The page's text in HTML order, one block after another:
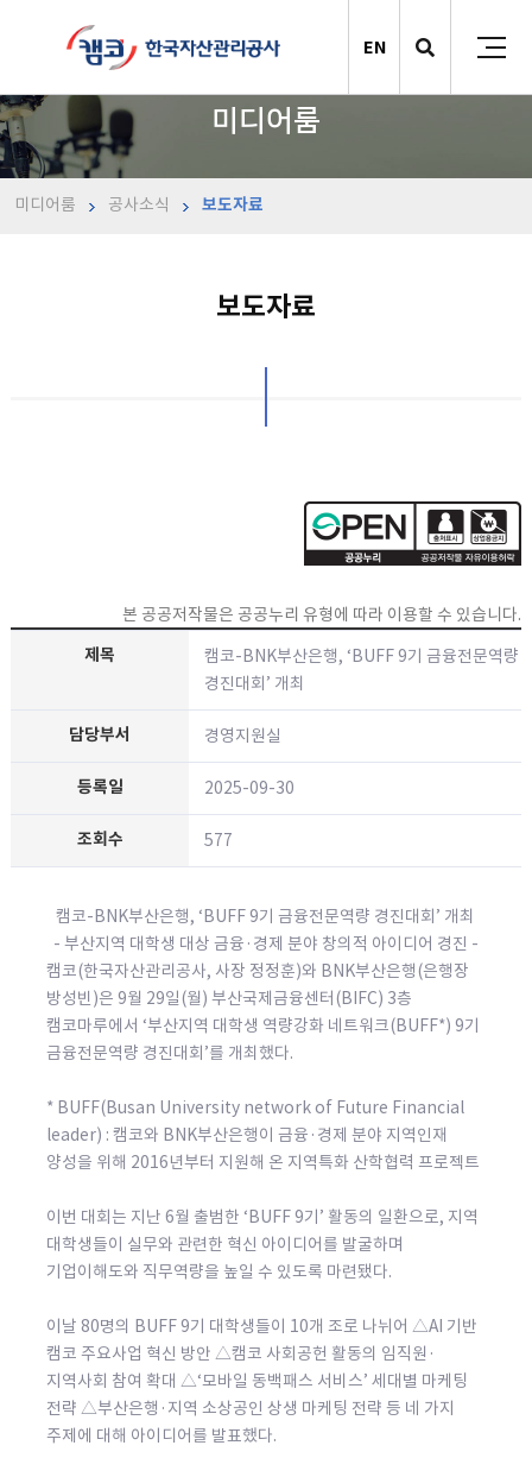
EN
미디어룸
미디어룸 공사소식 보도자료
보도자료
본 공공저작물은 공공누리 유형에 따라 이용할 수 있습니다.
캠코-BNK부산은행, ‘BUFF 9기 금융전문역량
경진대회’ 개최
경영지원실
2025-09-30
577
캠코-BNK부산은행, ‘BUFF 9기 금융전문역량 경진대회’ 개최
- 부산지역 대학생 대상 금융·경제 분야 창의적 아이디어 경진 -
캠코(한국자산관리공사, 사장 정정훈)와 BNK부산은행(은행장
방성빈)은 9월 29일(월) 부산국제금융센터(BIFC) 3층
캠코마루에서 ‘부산지역 대학생 역량강화 네트워크(BUFF*) 9기
금융전문역량 경진대회’를 개최했다.
* BUFF(Busan University network of Future Financial
leader) : 캠코와 BNK부산은행이 금융·경제 분야 지역인재
양성을 위해 2016년부터 지원해 온 지역특화 산학협력 프로젝트
이번 대회는 지난 6월 출범한 ‘BUFF 9기’ 활동의 일환으로, 지역
대학생들이 실무와 관련한 혁신 아이디어를 발굴하며
기업이해도와 직무역량을 높일 수 있도록 마련됐다.
이날 80명의 BUFF 9기 대학생들이 10개 조로 나뉘어 △AI 기반
캠코 주요사업 혁신 방안 △캠코 사회공헌 활동의 임직원·
지역사회 참여 확대 △‘모바일 동백패스 서비스’ 세대별 마케팅
전략 △부산은행·지역 소상공인 상생 마케팅 전략 등 네 가지
주제에 대해 아이디어를 발표했다.